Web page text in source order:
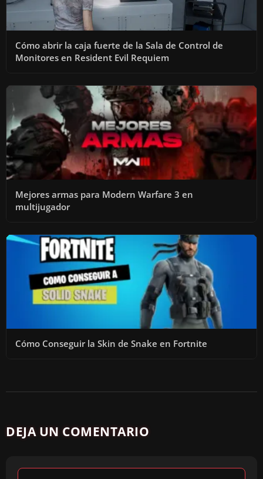
Cómo abrir la caja fuerte de la Sala de Control de
Monitores en Resident Evil Requiem
Mejores armas para Modern Warfare 3 en
multijugador
Cómo Conseguir la Skin de Snake en Fortnite
DEJA UN COMENTARIO